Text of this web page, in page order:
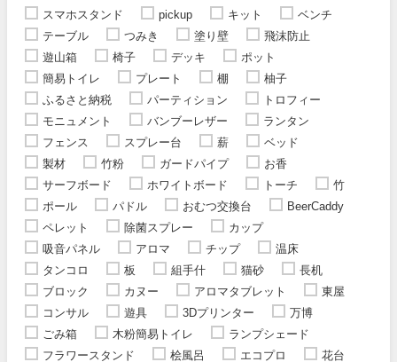
スマホスタンド
pickup キット
ベンチ
テーブル
つみき 塗り壁
飛沫防止
遊山箱
椅子 デッキ
ポット
簡易トイレ
プレート 棚
柚子
ふるさと納税
パーティション
トロフィー
モニュメント
バンブーレザー
ランタン
フェンス
スプレー台 薪
ベッド
製材
竹粉 ガードパイプ
お香
サーフボード
ホワイトボード トーチ
竹
ポール
パドル おむつ交換台
BeerCaddy
ペレット
除菌スプレー
カップ
吸音パネル
アロマ チップ
温床
タンコロ
板 組手什 猫砂
長机
ブロック
カヌー アロマタブレット
東屋
コンサル
遊具 3Dプリンター
万博
ごみ箱
木粉簡易トイレ
ランプシェード
フラワースタンド
桧風呂 エコプロ
花台